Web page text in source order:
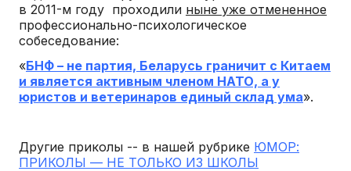
в 2011-м году проходили ныне уже отмененное
профессионально-психологическое
собеседование:
«БНФ – не партия, Беларусь граничит с Китаем
и является активным членом НАТО, а у
юристов и ветеринаров единый склад ума».
Другие приколы -- в нашей рубрике ЮМОР:
ПРИКОЛЫ — НЕ ТОЛЬКО ИЗ ШКОЛЫ